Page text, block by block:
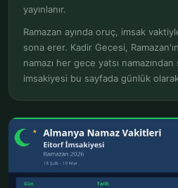
yayınlanır.
Ramazan ayında oruç, imsak
sona erer. Kadir Gecesi,
namazı her gece yatsı namazından
imsakiyesi bu sayfada günlük